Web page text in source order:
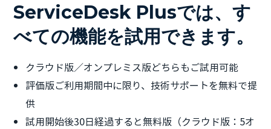
ServiceDesk Plusでは、す
べての機能を試用できます。
クラウド版／オンプレミス版どちらもご試用可能
評価版ご利用期間中に限り、技術サポートを無料で提
供
試用開始後30日経過すると無料版（クラウド版：5オ